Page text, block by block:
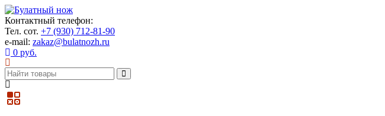
Контактный телефон:
Тел. сот. +7 (930) 712-81-90
e-mail: zakaz@bulatnozh.ru
0 руб.